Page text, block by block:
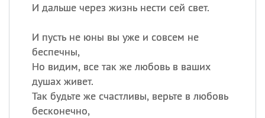
И дальше через жизнь нести сей свет.
И пусть не юны вы уже и совсем не
беспечны,
Но видим, все так же любовь в ваших
душах живет.
Так будьте же счастливы, верьте в любовь
бесконечно,